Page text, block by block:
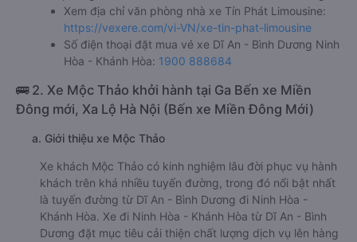
Xem địa chỉ văn phòng nhà xe Tín Phát Limousine:
https://vexere.com/vi-VN/xe-tin-phat-limousine
Số điện thoại đặt mua vé xe Dĩ An - Bình Dương Ninh
Hòa - Khánh Hòa: 1900 888684
🚌 2. Xe Mộc Thảo khởi hành tại Ga Bến xe Miền
Đông mới, Xa Lộ Hà Nội (Bến xe Miền Đông Mới)
a. Giới thiệu xe Mộc Thảo
Xe khách Mộc Thảo có kinh nghiệm lâu đời phục vụ hành
khách trên khá nhiều tuyến đường, trong đó nổi bật nhất
là tuyến đường từ Dĩ An - Bình Dương đi Ninh Hòa -
Khánh Hòa. Xe đi Ninh Hòa - Khánh Hòa từ Dĩ An - Bình
Dương đặt mục tiêu cải thiện chất lượng dịch vụ lên hàng